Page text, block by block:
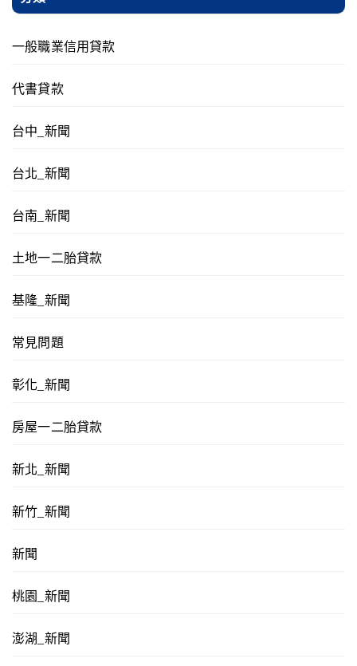
一般職業信用貸款
代書貸款
台中_新聞
台北_新聞
台南_新聞
土地一二胎貸款
基隆_新聞
常見問題
彰化_新聞
房屋一二胎貸款
新北_新聞
新竹_新聞
新聞
桃園_新聞
澎湖_新聞